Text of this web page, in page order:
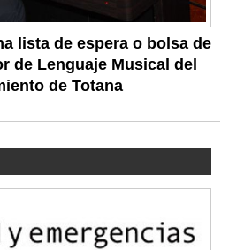
lista de espera o bolsa de
de Lenguaje Musical del
de Totana